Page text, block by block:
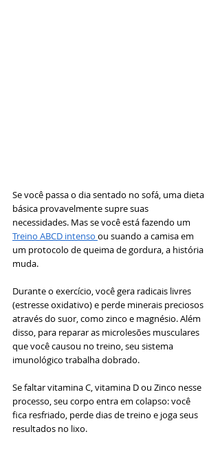
Se você passa o dia sentado no sofá, uma dieta
básica provavelmente supre suas
necessidades. Mas se você está fazendo um
Treino ABCD intenso ou suando a camisa em
um protocolo de queima de gordura, a história
muda.
Durante o exercício, você gera radicais livres
(estresse oxidativo) e perde minerais preciosos
através do suor, como zinco e magnésio. Além
disso, para reparar as microlesões musculares
que você causou no treino, seu sistema
imunológico trabalha dobrado.
Se faltar vitamina C, vitamina D ou Zinco nesse
processo, seu corpo entra em colapso: você
fica resfriado, perde dias de treino e joga seus
resultados no lixo.